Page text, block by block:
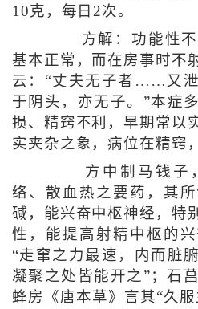
10克，每日2次。
方解：功能性不
基本正常，而在房事时不
云：“丈夫无子者……又
于阴头，亦无子。”本症
损、精窍不利，早期常以
实夹杂之象，病位在精窍
方中制马钱子
络、散血热之要药，其
碱，能兴奋中枢神经，特
性，能提高射精中枢的
“走窜之力最速，内而脏
凝聚之处皆能开之”；石
蜂房《唐本草》言其“久